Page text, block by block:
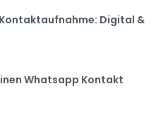
Digital &
Whatsapp Kontakt